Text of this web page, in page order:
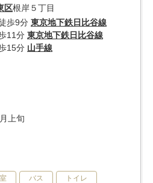
区根岸５丁目
歩9分 東京地下鉄日比谷線
11分 東京地下鉄日比谷線
15分 山手線
上旬
バス トイレ